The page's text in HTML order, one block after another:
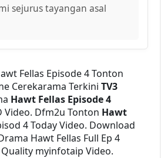
sejurus tayangan asal
Fellas Episode 4 Tonton
Cerekarama TerkiniTV3
Hawt Fellas Episode 4
Video. Dfm2u Tonton Hawt
4 Today Video. Download
Hawt Fellas Full Ep 4
myinfotaip Video.